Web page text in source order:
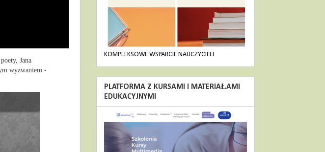
Jana
wyzwaniem -
KOMPLEKSOWE WSPARCIE NAUCZYCIELI
PLATFORMA Z KURSAMI I MATERIAŁAMI
EDUKACYJNYMI